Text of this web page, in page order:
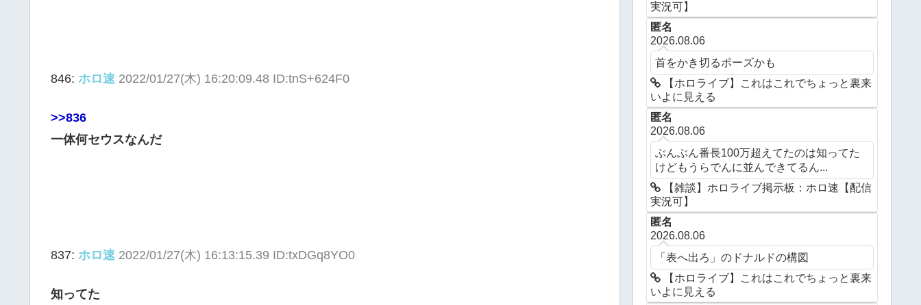
846: ホロ速 2022/01/27(木) 16:20:09.48 ID:tnS+624F0
>>836
一体何セウスなんだ
837: ホロ速 2022/01/27(木) 16:13:15.39 ID:txDGq8YO0
知ってた
実況可】
匿名
2026.08.06
首をかき切るポーズかも
【ホロライブ】これはこれでちょっと裏来
いよに見える
匿名
2026.08.06
ぶんぶん番長100万超えてたのは知ってた
けどもうらでんに並んできてるん...
【雑談】ホロライブ掲示板：ホロ速【配信
実況可】
匿名
2026.08.06
「表へ出ろ」のドナルドの構図
【ホロライブ】これはこれでちょっと裏来
いよに見える